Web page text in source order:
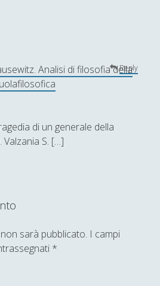
Analisi di filosofia della
di un generale della
S. […]
Reply
sarà pubblicato. I campi
*